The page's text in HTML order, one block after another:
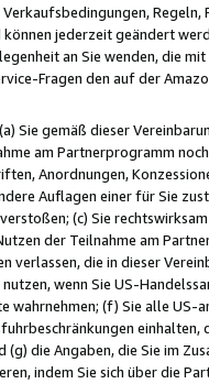
jederzeit geändert
an Sie wenden, die
Fragen den auf der
Sie gemäß dieser
am Partnerprogramm
Anordnungen,
Auflagen einer für Sie
(c) Sie
der Teilnahme am
verlassen, die in dieser
wenn Sie US-
wahrnehmen; (f) Sie alle
(g) die Angaben, die Sie im
indem Sie sich über die